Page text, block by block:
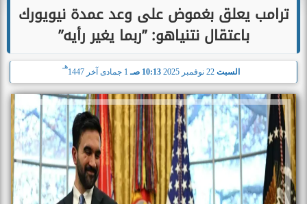
ترامب يعلق بغموض على وعد عمدة نيويورك
باعتقال نتنياهو: ”ربما يغير رأيه”
السبت 22 نوفمبر 2025 10:13 صـ 1 جمادى آخر 1447
هـ